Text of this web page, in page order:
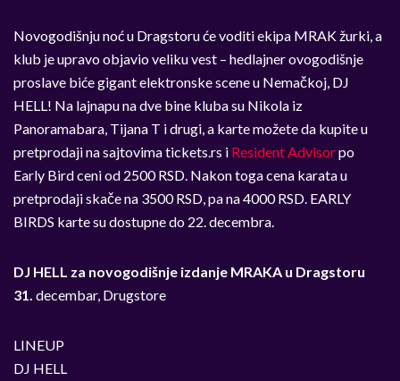
Novogodišnju noć u Dragstoru će voditi ekipa MRAK žurki, a
klub je upravo objavio veliku vest – hedlajner ovogodišnje
proslave biće gigant elektronske scene u Nemačkoj, DJ
HELL! Na lajnapu na dve bine kluba su Nikola iz
Panoramabara, Tijana T i drugi, a karte možete da kupite u
pretprodaji na sajtovima tickets.rs i Resident Advisorpo
Early Bird ceni od 2500 RSD. Nakon toga cena karata u
pretprodaji skače na 3500 RSD, pa na 4000 RSD. EARLY
BIRDS karte su dostupne do 22. decembra.
DJ HELL za novogodišnje izdanje MRAKA u Dragstoru
31. decembar, Drugstore
LINEUP
DJ HELL